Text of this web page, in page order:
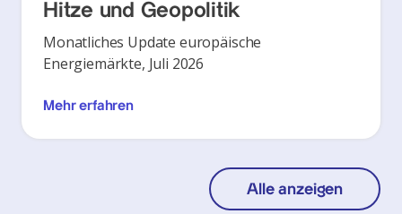
Hitze und Geopolitik
Monatliches Update europäische
Energiemärkte, Juli 2026
Mehr erfahren
Alle anzeigen